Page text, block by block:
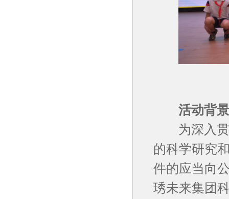
活动背景
为深入贯
的科学研究
件的应当向
琇未来集团